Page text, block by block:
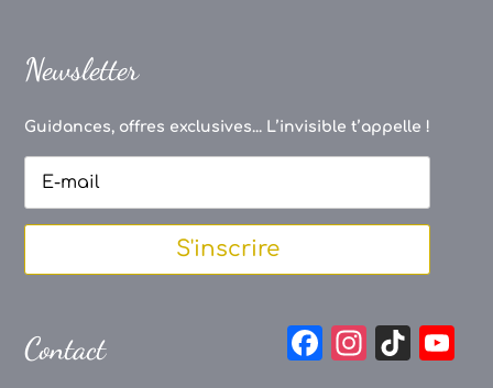
Newsletter
Guidances, offres exclusives... L’invisible t’appelle !
S'inscrire
Contact
F
In
Ti